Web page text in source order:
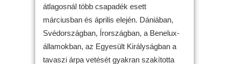
átlagosnál több csapadék esett
márciusban és április elején. Dániában,
Svédországban, Írországban, a Benelux-
államokban, az Egyesült Királyságban a
tavaszi árpa vetését gyakran szakította